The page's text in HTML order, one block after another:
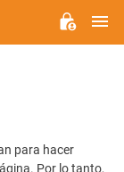
para hacer
Por lo tanto,